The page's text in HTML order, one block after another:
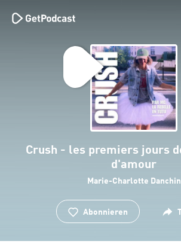
Crush - les premiers jours
d'amour
Marie-Charlotte Danchin
Abonnieren